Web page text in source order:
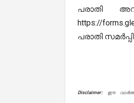
പരാതി
https://
പരാതി
Disclaimer: ഈ